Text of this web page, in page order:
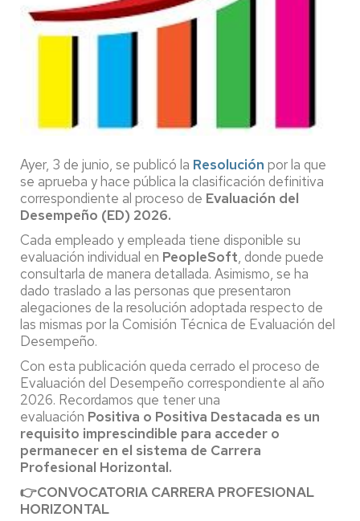
Ayer, 3 de junio, se publicó la Resolución por la que
se aprueba y hace pública la clasificación definitiva
correspondiente al proceso de Evaluación del
Desempeño (ED) 2026.
Cada empleado y empleada tiene disponible su
evaluación individual en PeopleSoft, donde puede
consultarla de manera detallada. Asimismo, se ha
dado traslado a las personas que presentaron
alegaciones de la resolución adoptada respecto de
las mismas por la Comisión Técnica de Evaluación del
Desempeño.
Con esta publicación queda cerrado el proceso de
Evaluación del Desempeño correspondiente al año
2026. Recordamos que tener una
evaluación Positiva o Positiva Destacada es un
requisito imprescindible para acceder o
permanecer en el sistema de Carrera
Profesional Horizontal.
👉CONVOCATORIA CARRERA PROFESIONAL
HORIZONTAL